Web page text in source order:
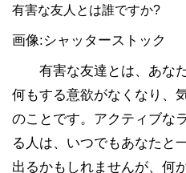
有害な友人とは誰ですか?
画像:シャッターストック
有害な友達とは、あな
何もする意欲がなくなり、
のことです。アクティブな
る人は、いつでもあなたと
出るかもしれませんが、何